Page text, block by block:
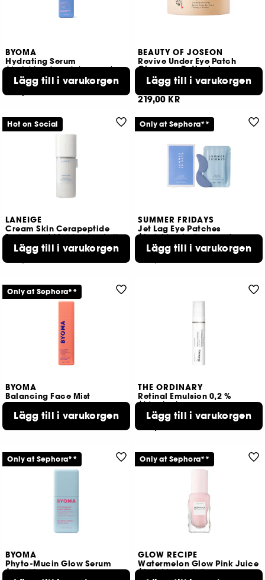
BYOMA
Hydrating Serum
Återfuktande och lugnande ansiktsserum
111
209,00 KR
Lägg till i varukorgen
BEAUTY OF JOSEON
Revive Under Eye Patch
Ginseng + Retinal
För fina linjer och rynkor
219,00 KR
Lägg till i varukorgen
LANEIGE
Cream Skin Cerapeptide
Toning and Moisturizing Lotion
1614
389,00 KR
Lägg till i varukorgen
Hot on Social
SUMMER FRIDAYS
Jet Lag Eye Patches
Återfuktande ögonpads
737
339,00 KR
Lägg till i varukorgen
Only at Sephora**
BYOMA
Balancing Face Mist
261
Lägg till i varukorgen
Only at Sephora**
THE ORDINARY
Retinal Emulsion 0,2 %
Ålderstecken
701
239,00 KR
Lägg till i varukorgen
BYOMA
Phyto-Mucin Glow Serum
Återfuktande serum
Only at Sephora**
GLOW RECIPE
Watermelon Glow Pink Juice
Återfuktande kräm
Only at Sephora**